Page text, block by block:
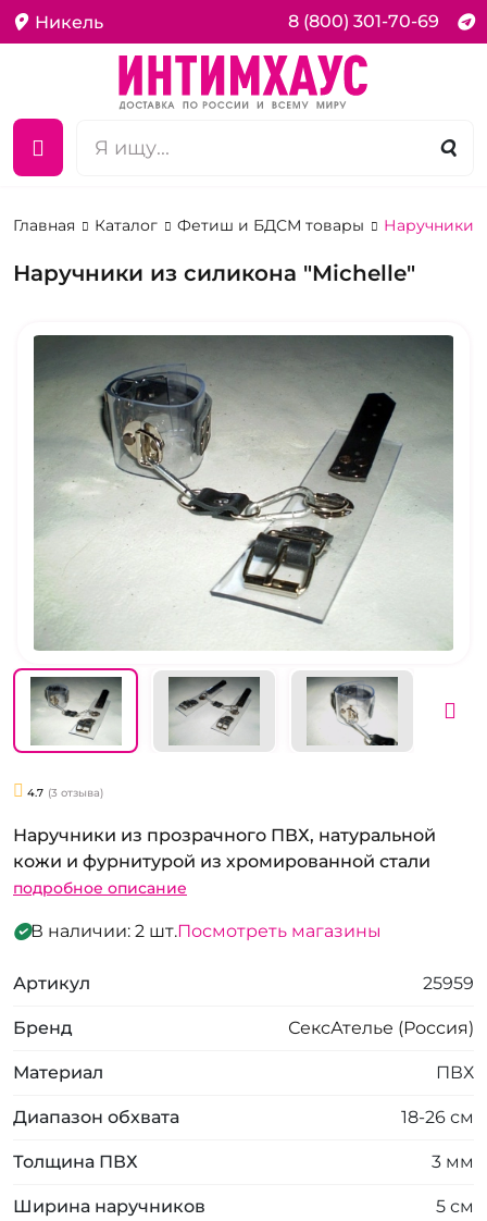
Никель 8 (800) 301-70-69
Главная Каталог Фетиш и БДСМ товары Наручники
Наручники из силикона "Michelle"
4.7 (3 отзыва)
Наручники из прозрачного ПВХ, натуральной
кожи и фурнитурой из хромированной стали
подробное описание
В наличии: 2 шт.Посмотреть магазины
Артикул 25959
Бренд СексАтелье (Россия)
Материал ПВХ
Диапазон обхвата 18-26 см
Толщина ПВХ 3 мм
Ширина наручников 5 см